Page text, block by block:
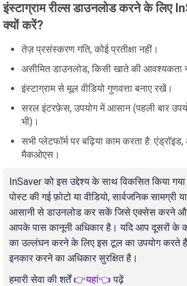
इंस्टाग्राम रील्स डाउनलोड करने के लिए
क्यों करें?
तेज़ प्रसंस्करण गति, कोई प्रतीक्षा नहीं।
असीमित डाउनलोड, किसी खाते की आवश्यकता
इंस्टाग्राम से मूल वीडियो गुणवत्ता बनाए रखें।
सरल इंटरफ़ेस, उपयोग में आसान (पहली बार
भी)।
सभी प्लेटफॉर्म पर बढ़िया काम करता है:
मैकओएस।
InSaver को इस उद्देश्य के साथ विकसित किया गया
पोस्ट की गई फ़ोटो या वीडियो, सार्वजनिक सामग्री
आसानी से डाउनलोड कर सकें जिसे एक्सेस करने
आपके पास कानूनी अधिकार है। यदि आप दूसरों के
का उल्लंघन करने के लिए इस टूल का उपयोग करते हैं,
इनकार करने का अधिकार सुरक्षित है।
हमारी सेवा की शर्तें👉यहां👈 पढ़ें